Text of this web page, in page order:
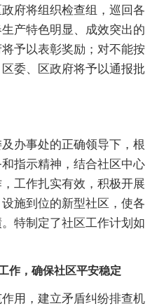
府将组织检查组，巡回各
产特色明显、成效突出的
予以表彰奖励；对不能按
委、区政府将予以通报批
事处的正确领导下，根
指示精神，结合社区中心
工作扎实有效，积极开展
施到位的新型社区，使各
特制定了社区工作计划如
作，确保社区平安稳定
用，建立矛盾纠纷排查机